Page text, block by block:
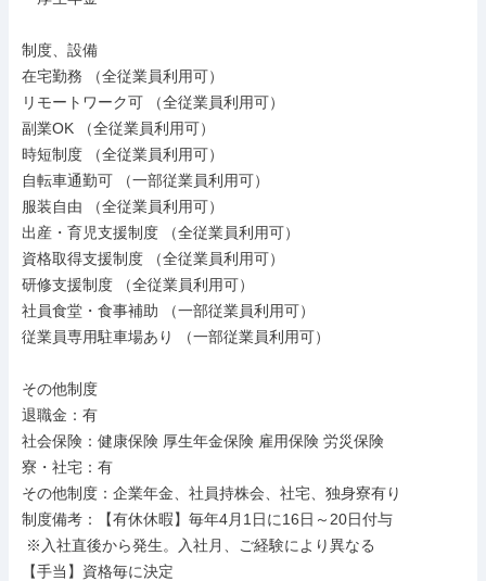
制度、設備
在宅勤務 （全従業員利用可）
リモートワーク可 （全従業員利用可）
副業OK （全従業員利用可）
時短制度 （全従業員利用可）
自転車通勤可 （一部従業員利用可）
服装自由 （全従業員利用可）
出産・育児支援制度 （全従業員利用可）
資格取得支援制度 （全従業員利用可）
研修支援制度 （全従業員利用可）
社員食堂・食事補助 （一部従業員利用可）
従業員専用駐車場あり （一部従業員利用可）
その他制度
退職金：有
社会保険：健康保険 厚生年金保険 雇用保険 労災保険
寮・社宅：有
その他制度：企業年金、社員持株会、社宅、独身寮有り
制度備考：【有休休暇】毎年4月1日に16日～20日付与
【手当】資格毎に決定